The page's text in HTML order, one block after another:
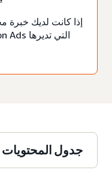
إذا كانت لديك خبرة
جدول المحتويات